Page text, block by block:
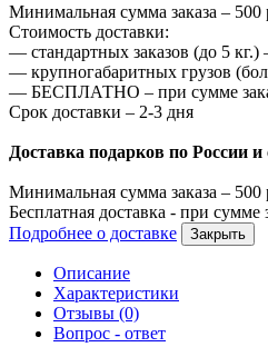
Минимальная сумма заказа – 500
Стоимость доставки:
— стандартных заказов (до 5 кг.)
— крупногабаритных грузов
— БЕСПЛАТНО – при сумме
Срок доставки – 2-3 дня
Доставка подарков по России
Минимальная сумма заказа – 500
Бесплатная доставка - при сумме
Подробнее о доставке
Закрыть
Описание
Характеристики
Отзывы (0)
Вопрос - ответ